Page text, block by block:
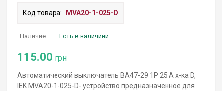
Код товара: MVA20-1-025-D
Наличие: Есть в наличини
115.00 грн
Автоматический выключатель ВА47-29 1P 25 А х-ка D,
IEK MVA20-1-025-D- устройство предназначенное для